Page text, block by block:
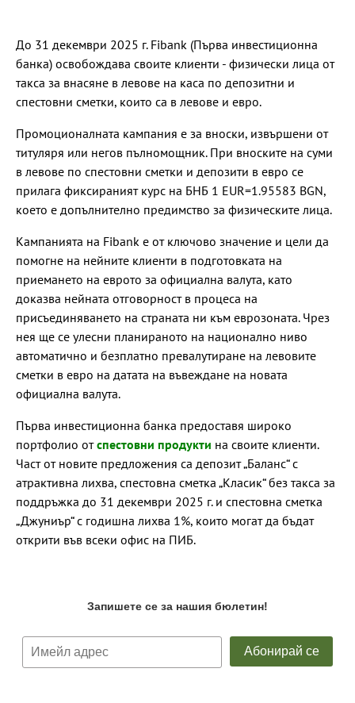
До 31 декември 2025 г. Fibank (Първа инвестиционна
банка) освобождава своите клиенти - физически лица от
такса за внасяне в левове на каса по депозитни и
спестовни сметки, които са в левове и евро.
Промоционалната кампания е за вноски, извършени от
титуляря или негов пълномощник. При вноските на суми
в левове по спестовни сметки и депозити в евро се
прилага фиксираният курс на БНБ 1 EUR=1.95583 BGN,
което е допълнително предимство за физическите лица.
Кампанията на Fibank е от ключово значение и цели да
помогне на нейните клиенти в подготовката на
приемането на еврото за официална валута, като
доказва нейната отговорност в процеса на
присъединяването на страната ни към еврозоната. Чрез
нея ще се улесни планираното на национално ниво
автоматично и безплатно превалутиране на левовите
сметки в евро на датата на въвеждане на новата
официална валута.
Първа инвестиционна банка предоставя широко
портфолио отспестовни продукти на своите клиенти.
Част от новите предложения са депозит „Баланс“ с
атрактивна лихва, спестовна сметка „Класик“ без такса за
поддръжка до 31 декември 2025 г. и спестовна сметка
„Джуниър“ с годишна лихва 1%, които могат да бъдат
открити във всеки офис на ПИБ.